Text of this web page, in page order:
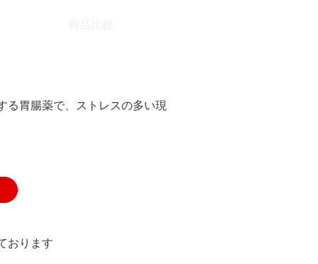
る胃腸薬で、ストレスの多い現
おります